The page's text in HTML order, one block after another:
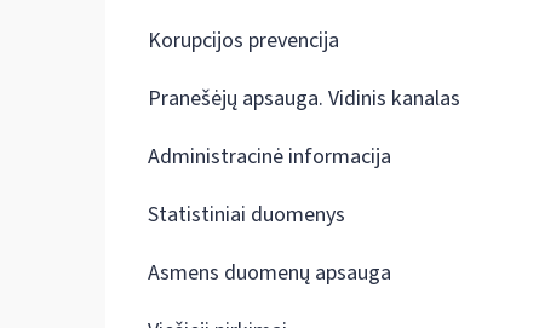
Korupcijos prevencija
Pranešėjų apsauga. Vidinis kanalas
Administracinė informacija
Statistiniai duomenys
Asmens duomenų apsauga